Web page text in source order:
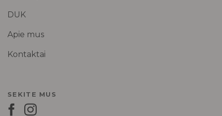
DUK
Apie mus
Kontaktai
SEKITE MUS